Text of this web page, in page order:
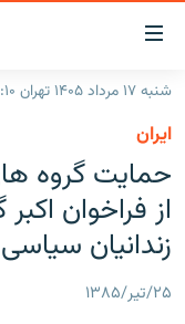
لینک‌های
قابلیت
دسترسی
بازگشت
منوی
اصلی
رفتن
صفحه
ایران
جهان
رادیو
شنبه ۱۷ مرداد ۱۴۰۵ تهران ۱۶:۱۰
ايران
حمایت گروه
از فراخوان
زندانیان
۲۵/تیر/۱۳۸۵